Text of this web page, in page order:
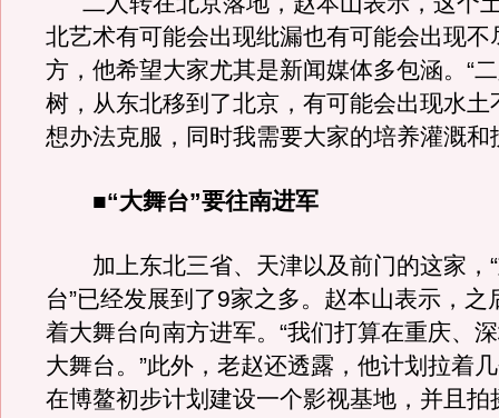
北艺术有可能会出现纰漏也有可能会出现不
方，他希望大家尤其是新闻媒体多包涵。“
树，从东北移到了北京，有可能会出现水土
想办法克服，同时我需要大家的培养灌
■“大舞台”要往南进军
加上东北三省、天津以及前门的这家，“
台”已经发展到了9家之多。赵本山表示，之
着大舞台向南方进军。“我们打算在重庆、
大舞台。”此外，老赵还透露，他计划拉着
在博鳌初步计划建设一个影视基地，并且拍